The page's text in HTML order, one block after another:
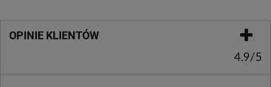
OPINIE KLIENTÓW
4.9/5